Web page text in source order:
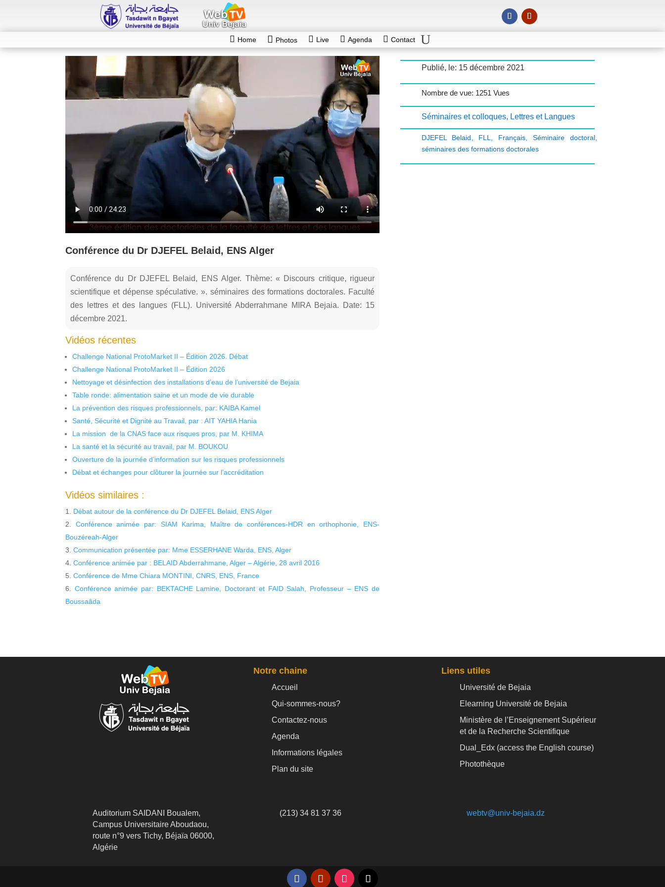
Home Photos Live Agenda Contact
Conférence du Dr DJEFEL Belaid, ENS Alger
Conférence du Dr DJEFEL Belaid, ENS Alger. Thème: « Discours critique, rigueur
scientifique et dépense spéculative. ». séminaires des formations doctorales. Faculté
des lettres et des langues (FLL). Université Abderrahmane MIRA Bejaia. Date: 15
décembre 2021.
Vidéos récentes
Challenge National ProtoMarket II – Édition 2026. Débat
Challenge National ProtoMarket II – Édition 2026
Nettoyage et désinfection des installations d’eau de l’université de Bejaia
Table ronde: alimentation saine et un mode de vie durable
La prévention des risques professionnels, par: KAIBA Kamel
Santé, Sécurité et Dignité au Travail, par : AIT YAHIA Hania
La mission de la CNAS face aux risques pros, par M. KHIMA
La santé et la sécurité au travail, par M. BOUKOU
Ouverture de la journée d’information sur les risques professionnels
Débat et échanges pour clôturer la journée sur l’accréditation
Vidéos similaires :
Débat autour de la conférence du Dr DJEFEL Belaid, ENS Alger
Conférence animée par: SIAM Karima, Maître de conférences-HDR en orthophonie, ENS-
Bouzéreah-Alger
Communication présentée par: Mme ESSERHANE Warda, ENS, Alger
Conférence animée par : BELAID Abderrahmane, Alger – Algérie, 28 avril 2016
Conférence de Mme Chiara MONTINI, CNRS, ENS, France
Conférence animée par: BEKTACHE Lamine, Doctorant et FAID Salah, Professeur – ENS de
Boussaâda
Publié, le: 15 décembre 2021
Nombre de vue: 1251 Vues
Séminaires et colloques, Lettres et Langues
DJEFEL Belaid, FLL, Français, Séminaire doctoral,
séminaires des formations doctorales
Notre chaine
Accueil
Qui-sommes-nous?
Contactez-nous
Agenda
Informations légales
Plan du site
Liens utiles
Université de Bejaia
Elearning Université de Bejaia
Ministère de l’Enseignement Supérieur
et de la Recherche Scientifique
Dual_Edx (access the English course)
Photothèque
Auditorium SAIDANI Boualem,
Campus Universitaire Aboudaou,
route n°9 vers Tichy, Béjaïa 06000,
Algérie
(213) 34 81 37 36 webtv@univ-bejaia.dz